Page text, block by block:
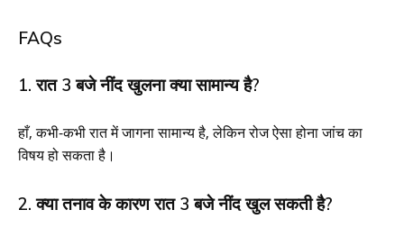
FAQs
1. रात 3 बजे नींद खुलना क्या सामान्य है?
हाँ, कभी-कभी रात में जागना सामान्य है, लेकिन रोज ऐसा होना जांच का
विषय हो सकता है।
2. क्या तनाव के कारण रात 3 बजे नींद खुल सकती है?